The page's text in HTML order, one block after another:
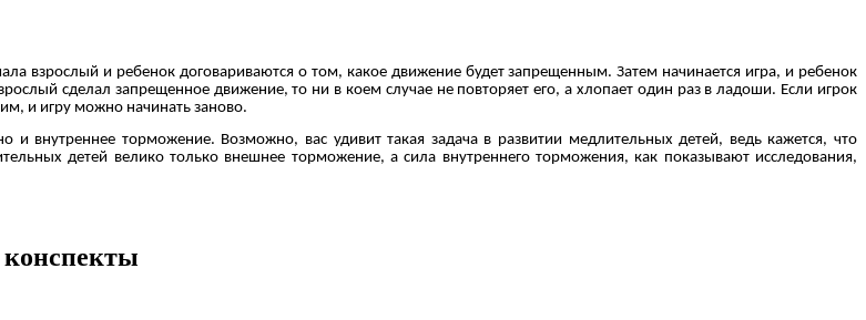
взрослый и ребенок договариваются о том, какое движение будет запрещенным. Затем начинается игра, и ребенок
сделал запрещенное движение, то ни в коем случае не повторяет его, а хлопает один раз в ладоши. Если игрок
и игру можно начинать заново.
внутреннее торможение. Возможно, вас удивит такая задача в развитии медлительных детей, ведь кажется, что
детей велико только внешнее торможение, а сила внутреннего торможения, как показывают исследования,
конспекты